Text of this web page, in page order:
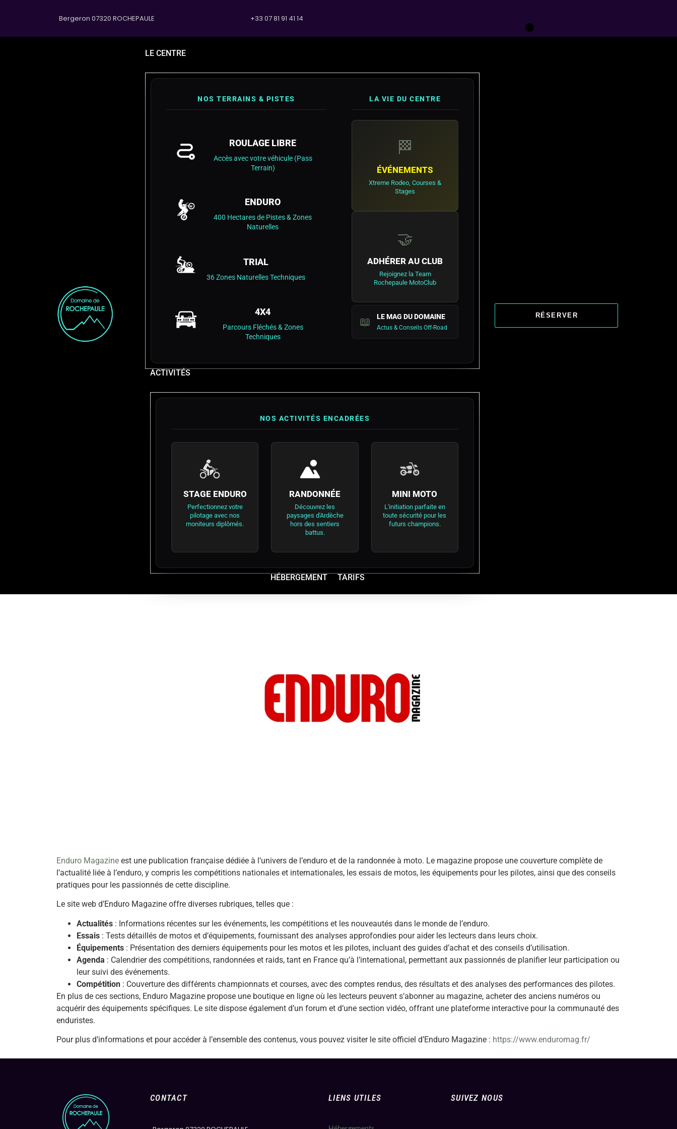
Bergeron 07320 ROCHEPAULE +33 07 81 91 41 14
LE CENTRE
NOS TERRAINS & PISTES
ROULAGE LIBRE
Accès avec votre véhicule (Pass
Terrain)
ENDURO
400 Hectares de Pistes & Zones
Naturelles
TRIAL
36 Zones Naturelles Techniques
4X4
Parcours Fléchés & Zones
Techniques
LA VIE DU CENTRE
🏁
ÉVÉNEMENTS
Xtreme Rodeo, Courses &
Stages
🤝
ADHÉRER AU CLUB
Rejoignez la Team
Rochepaule MotoClub
📖 LE MAG DU DOMAINE
Actus & Conseils Off-Road
ACTIVITÉS
NOS ACTIVITÉS ENCADRÉES
STAGE ENDURO
Perfectionnez votre
pilotage avec nos
moniteurs diplômés.
RANDONNÉE
Découvrez les
paysages d'Ardèche
hors des sentiers
battus.
MINI MOTO
L'initiation parfaite en
toute sécurité pour les
futurs champions.
HÉBERGEMENT TARIFS
RÉSERVER
Enduro Magazine est une publication française dédiée à l’univers de l’enduro et de la randonnée à moto. Le magazine propose une couverture complète de
l’actualité liée à l’enduro, y compris les compétitions nationales et internationales, les essais de motos, les équipements pour les pilotes, ainsi que des conseils
pratiques pour les passionnés de cette discipline.
Le site web d’Enduro Magazine offre diverses rubriques, telles que :
Actualités : Informations récentes sur les événements, les compétitions et les nouveautés dans le monde de l’enduro.
Essais : Tests détaillés de motos et d’équipements, fournissant des analyses approfondies pour aider les lecteurs dans leurs choix.
Équipements : Présentation des derniers équipements pour les motos et les pilotes, incluant des guides d’achat et des conseils d’utilisation.
Agenda : Calendrier des compétitions, randonnées et raids, tant en France qu’à l’international, permettant aux passionnés de planifier leur participation ou
leur suivi des événements.
Compétition : Couverture des différents championnats et courses, avec des comptes rendus, des résultats et des analyses des performances des pilotes.
En plus de ces sections, Enduro Magazine propose une boutique en ligne où les lecteurs peuvent s’abonner au magazine, acheter des anciens numéros ou
acquérir des équipements spécifiques. Le site dispose également d’un forum et d’une section vidéo, offrant une plateforme interactive pour la communauté des
enduristes.
Pour plus d’informations et pour accéder à l’ensemble des contenus, vous pouvez visiter le site officiel d’Enduro Magazine : https://www.enduromag.fr/
CONTACT LIENS UTILES SUIVEZ NOUS